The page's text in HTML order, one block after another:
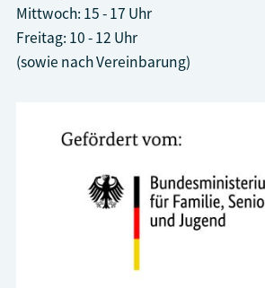
Mittwoch: 15 - 17 Uhr
Freitag: 10 - 12 Uhr
(sowie nach Vereinbarung)